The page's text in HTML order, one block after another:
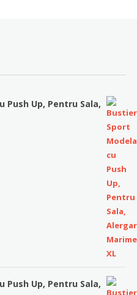
Up, Pentru Sala,
Up, Pentru Sala,